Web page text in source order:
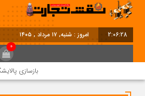
2:06:29 امروز : شنبه, ۱۷ مرداد , ۱۴۰۵
0
بازسازی